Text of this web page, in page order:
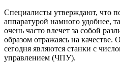
Специалисты утверждают, что
аппаратурой намного удобнее,
очень часто влечет за собой
образом отражаясь на
сегодня являются станки с
управлением (ЧПУ).